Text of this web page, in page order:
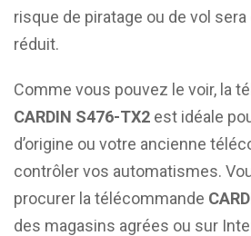
risque de piratage ou de vol
réduit.
Comme vous pouvez le voir, la
CARDIN S476-TX2 est idéale
d’origine ou votre ancienne
contrôler vos automatismes.
procurer la télécommande
des magasins agrées ou sur